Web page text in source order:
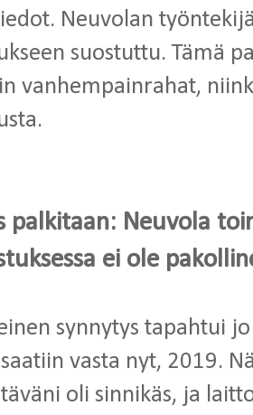
Neuvolan
suostuttu. Tämä
vanhempainrahat,
palkitaan: Neuvola
ei ole
synnytys tapahtui
vasta nyt, 2019.
oli sinnikäs, ja